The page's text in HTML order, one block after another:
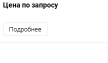
Цена по запросу
Подробнее